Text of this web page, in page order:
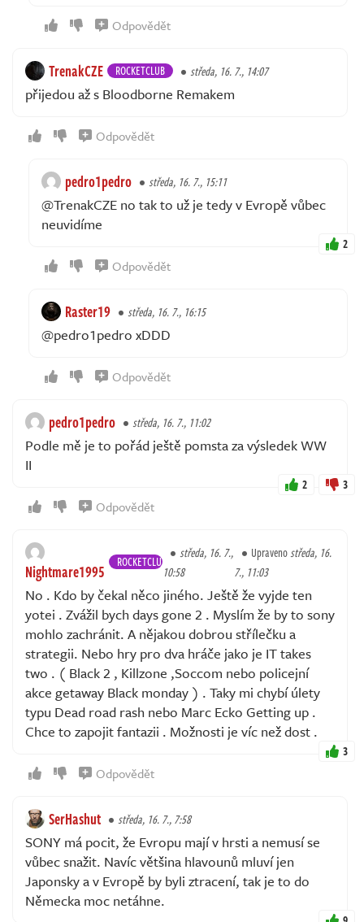
Odpovědět
TrenakCZE ROCKETCLUB středa, 16. 7., 14:07
přijedou až s Bloodborne Remakem
Odpovědět
pedro1pedro středa, 16. 7., 15:11
@TrenakCZE no tak to už je tedy v Evropě vůbec
neuvidíme
2
Odpovědět
Raster19 středa, 16. 7., 16:15
@pedro1pedro xDDD
Odpovědět
pedro1pedro středa, 16. 7., 11:02
Podle mě je to pořád ještě pomsta za výsledek WW
II
2 3
Odpovědět
Nightmare1995 ROCKETCLUB
středa, 16. 7.,
10:58
Upravenostředa, 16.
7., 11:03
No . Kdo by čekal něco jiného. Ještě že vyjde ten
yotei . Zvážil bych days gone 2 . Myslím že by to sony
mohlo zachránit. A nějakou dobrou střílečku a
strategii. Nebo hry pro dva hráče jako je IT takes
two . ( Black 2 , Killzone ,Soccom nebo policejní
akce getaway Black monday ) . Taky mi chybí úlety
typu Dead road rash nebo Marc Ecko Getting up .
Chce to zapojit fantazii . Možnosti je víc než dost .
3
Odpovědět
SerHashut středa, 16. 7., 7:58
SONY má pocit, že Evropu mají v hrsti a nemusí se
vůbec snažit. Navíc většina hlavounů mluví jen
Japonsky a v Evropě by byli ztracení, tak je to do
Německa moc netáhne.